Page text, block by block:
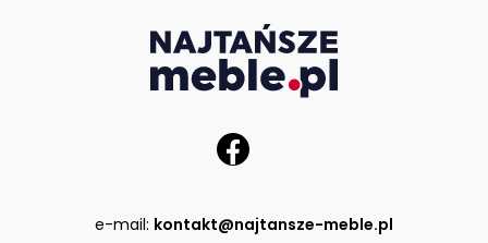
e-mail: kontakt@najtansze-meble.pl